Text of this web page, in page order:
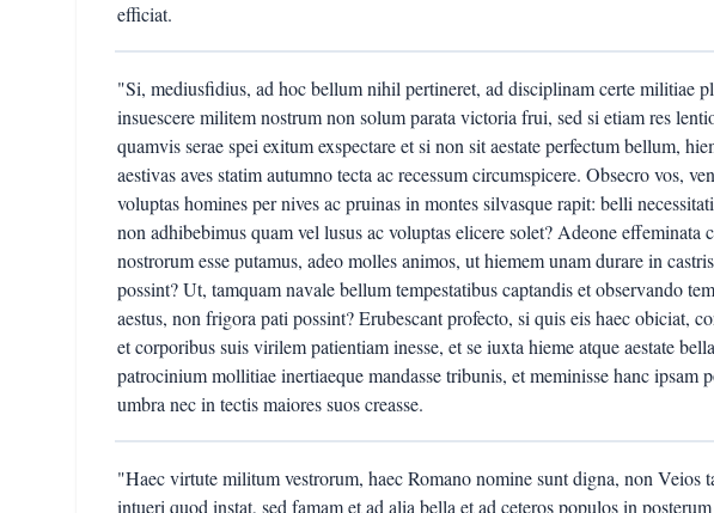
efficiat.
"Si, mediusfidius, ad hoc bellum nihil pertineret, ad disciplinam certe militiae
insuescere militem nostrum non solum parata victoria frui, sed si etiam res
quamvis serae spei exitum exspectare et si non sit aestate perfectum bellum,
aestivas aves statim autumno tecta ac recessum circumspicere. Obsecro vos,
voluptas homines per nives ac pruinas in montes silvasque rapit: belli
non adhibebimus quam vel lusus ac voluptas elicere solet? Adeone effeminata
nostrorum esse putamus, adeo molles animos, ut hiemem unam durare in
possint? Ut, tamquam navale bellum tempestatibus captandis et observando
aestus, non frigora pati possint? Erubescant profecto, si quis eis haec obiciat,
et corporibus suis virilem patientiam inesse, et se iuxta hieme atque aestate
patrocinium mollitiae inertiaeque mandasse tribunis, et meminisse hanc ipsam
umbra nec in tectis maiores suos creasse.
"Haec virtute militum vestrorum, haec Romano nomine sunt digna, non Veios
intueri quod instat, sed famam et ad alia bella et ad ceteros populos in